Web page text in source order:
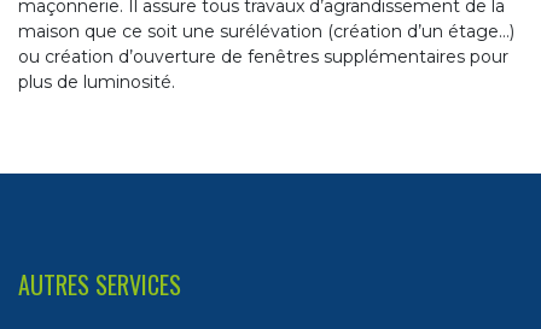
maçonnerie. Il assure tous travaux d’agrandissement de la
maison que ce soit une surélévation (création d’un étage…)
ou création d’ouverture de fenêtres supplémentaires pour
plus de luminosité.
AUTRES SERVICES